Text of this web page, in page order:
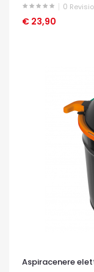
0
€ 23,90
OCCHIATA VELOCE
Aspiracenere